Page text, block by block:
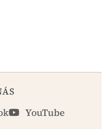
YouTube